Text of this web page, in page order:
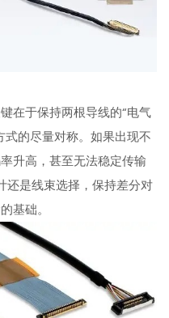
在于保持两根导线的“电气
的尽量对称。如果出现不
升高，甚至无法稳定传输
还是线束选择，保持差分对
基础。